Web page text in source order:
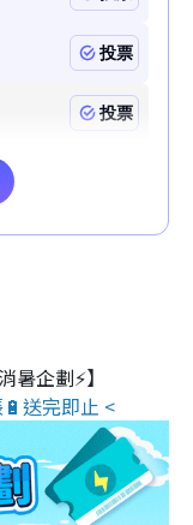
暑企劃⚡】
送完即止 <